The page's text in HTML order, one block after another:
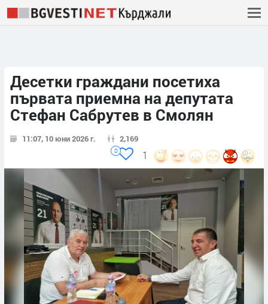
Десетки граждани посетиха
първата приемна на депутата
Стефан Сабрутев в Смолян
11:07, 10 юни 2026 г. 2,169
1
0